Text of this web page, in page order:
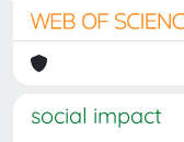
social impact